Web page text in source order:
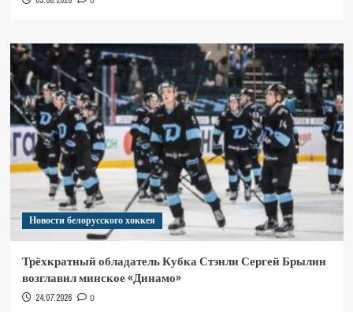
Новости белорусского хоккея
Трёхкратный обладатель Кубка Стэнли Сергей Брылин
возглавил минское «Динамо»
24.07.2026 0